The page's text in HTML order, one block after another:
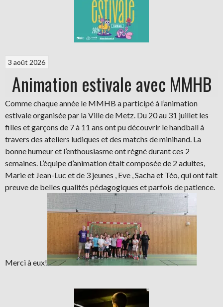
3 août 2026
Animation estivale avec MMHB
Comme chaque année le MMHB a participé à l’animation
estivale organisée par la Ville de Metz. Du 20 au 31 juillet les
filles et garçons de 7 à 11 ans ont pu découvrir le handball à
travers des ateliers ludiques et des matchs de minihand. La
bonne humeur et l’enthousiasme ont régné durant ces 2
semaines. L’équipe d’animation était composée de 2 adultes,
Marie et Jean-Luc et de 3 jeunes , Eve , Sacha et Téo, qui ont fait
preuve de belles qualités pédagogiques et parfois de patience.
Merci à eux!